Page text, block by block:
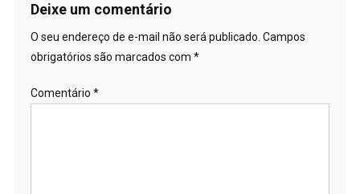
Deixe um comentário
O seu endereço de e-mail não será publicado. Campos
obrigatórios são marcados com *
Comentário *